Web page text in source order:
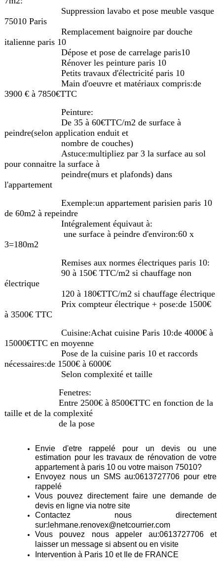
Suppression lavabo et pose meuble vasque
75010 Paris
Remplacement baignoire par douche
italienne paris 10
Dépose et pose de carrelage paris10
Rénover les peinture paris 10
Petits travaux d'électricité paris 10
Main d'oeuvre et matériaux compris:de
3900 € à 7850€TTC
Peinture:
De 35 à 60€TTC/m2 de surface à
peindre(selon application enduit et
nombre de couches)
Astuce:multipliez par 3 la surface au sol
pour connaitre la surface à
peindre(murs et plafonds) dans
l'appartement
Exemple:un appartement parisien paris 10
de 60m2 à repeindre
Intégralement équivaut à:
une surface à peindre d'environ:60 x
3=180m2
Remises aux normes électriques paris 10:
90 à 150€ TTC/m2 si chauffage non
électrique
120 à 180€TTC/m2 si chauffage électrique
Prix compteur électrique + pose:de 1500€
à 3500€ TTC
Cuisine:Achat cuisine Paris 10:de 4000€ à
15000€TTC en moyenne
Pose de la cuisine paris 10 et raccords
nécessaires:de 1500€ à 6000€
Selon complexité et taille
Fenetres:
Entre 2500€ à 8500€TTC en fonction de la
taille et de la complexité
de la pose
Envie d'etre rappelé pour un devis ou une
estimation pour les travaux de rénovation de votre
appartement à paris 10 ou votre maison 75010?
Envoyez nous un SMS au:0613727706 pour etre
rappelé
Vous pouvez directement faire une demande de
devis en ligne via notre site
Contactez nous directement
sur:lehmane.renovex@netcourrier.com
Vous pouvez nous appeler au:0613727706 et
laisser un message si absent ou en visite
Intervention à Paris 10 et Ile de FRANCE